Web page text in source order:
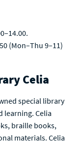
(Mon–Thu 9–11)
Celia
special library
learning. Celia
braille books,
materials. Celia